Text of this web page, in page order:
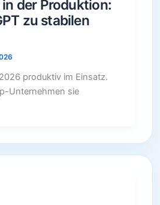
der Produktion:
zu stabilen
produktiv im Einsatz.
Unternehmen sie